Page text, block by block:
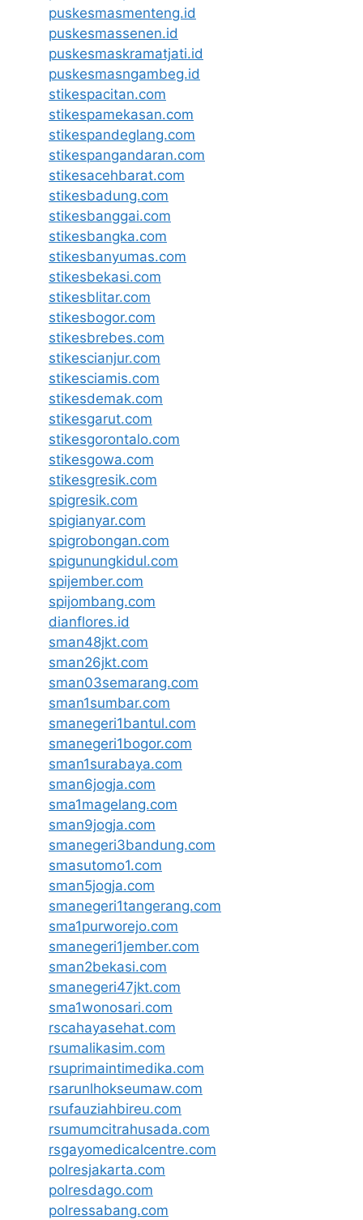
puskesmasmenteng.id
puskesmassenen.id
puskesmaskramatjati.id
puskesmasngambeg.id
stikespacitan.com
stikespamekasan.com
stikespandeglang.com
stikespangandaran.com
stikesacehbarat.com
stikesbadung.com
stikesbanggai.com
stikesbangka.com
stikesbanyumas.com
stikesbekasi.com
stikesblitar.com
stikesbogor.com
stikesbrebes.com
stikescianjur.com
stikesciamis.com
stikesdemak.com
stikesgarut.com
stikesgorontalo.com
stikesgowa.com
stikesgresik.com
spigresik.com
spigianyar.com
spigrobongan.com
spigunungkidul.com
spijember.com
spijombang.com
dianflores.id
sman48jkt.com
sman26jkt.com
sman03semarang.com
sman1sumbar.com
smanegeri1bantul.com
smanegeri1bogor.com
sman1surabaya.com
sman6jogja.com
sma1magelang.com
sman9jogja.com
smanegeri3bandung.com
smasutomo1.com
sman5jogja.com
smanegeri1tangerang.com
sma1purworejo.com
smanegeri1jember.com
sman2bekasi.com
smanegeri47jkt.com
sma1wonosari.com
rscahayasehat.com
rsumalikasim.com
rsuprimaintimedika.com
rsarunlhokseumaw.com
rsufauziahbireu.com
rsumumcitrahusada.com
rsgayomedicalcentre.com
polresjakarta.com
polresdago.com
polressabang.com